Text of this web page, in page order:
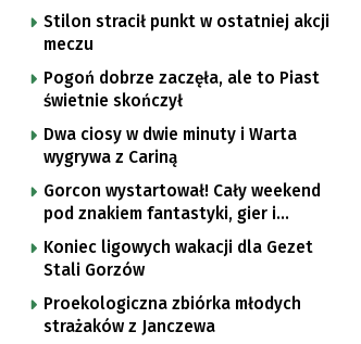
Stilon stracił punkt w ostatniej akcji
meczu
Pogoń dobrze zaczęła, ale to Piast
świetnie skończył
Dwa ciosy w dwie minuty i Warta
wygrywa z Cariną
Gorcon wystartował! Cały weekend
pod znakiem fantastyki, gier i
popkultury
Koniec ligowych wakacji dla Gezet
Stali Gorzów
Proekologiczna zbiórka młodych
strażaków z Janczewa